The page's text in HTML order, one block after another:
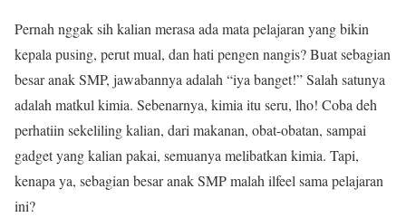
Pernah nggak sih kalian merasa ada mata pelajaran yang bikin
kepala pusing, perut mual, dan hati pengen nangis? Buat sebagian
besar anak SMP, jawabannya adalah “iya banget!” Salah satunya
adalah matkul kimia. Sebenarnya, kimia itu seru, lho! Coba deh
perhatiin sekeliling kalian, dari makanan, obat-obatan, sampai
gadget yang kalian pakai, semuanya melibatkan kimia. Tapi,
kenapa ya, sebagian besar anak SMP malah ilfeel sama pelajaran
ini?